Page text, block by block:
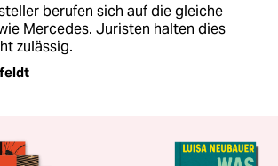
berufen sich auf die gleiche
Mercedes. Juristen halten dies
zulässig.